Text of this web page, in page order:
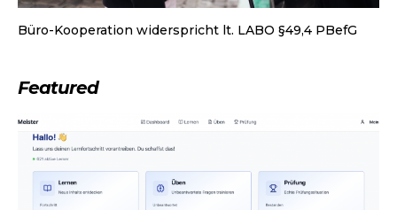
Büro-Kooperation widerspricht lt. LABO §49,4 PBefG
Featured